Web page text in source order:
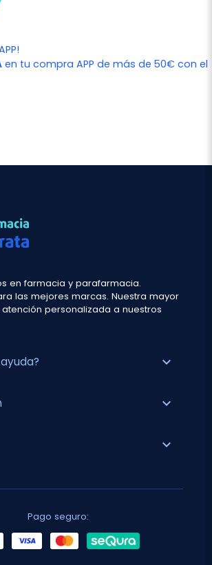
en tu compra APP de más de 50€ con el
en farmacia y parafarmacia.
las mejores marcas. Nuestra mayor
personalizada a nuestros
expand_more
expand_more
expand_more
Pago seguro: